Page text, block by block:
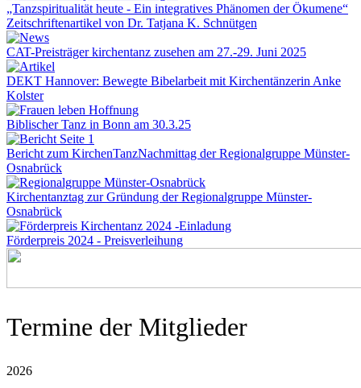
„Tanzspiritualität heute - Ein integratives Phänomen der Ökumene“
Zeitschriftenartikel von Dr. Tatjana K. Schnütgen
CAT-Preisträger kirchentanz zusehen am 27.-29. Juni 2025
DEKT Hannover: Bewegte Bibelarbeit mit Kirchentänzerin Anke
Kolster
Biblischer Tanz in Bonn am 30.3.25
Bericht zum KirchenTanzNachmittag der Regionalgruppe Münster-
Osnabrück
Kirchentanztag zur Gründung der Regionalgruppe Münster-
Osnabrück
Förderpreis 2024 - Preisverleihung
Termine der Mitglieder
2026